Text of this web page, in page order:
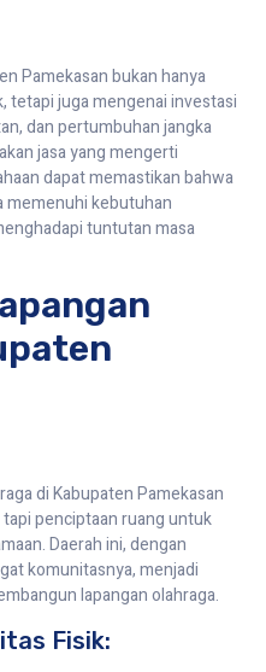
Pamekasan bukan hanya
tetapi juga mengenai investasi
dan pertumbuhan jangka
jasa yang mengerti
dapat memastikan bahwa
memenuhi kebutuhan
tuntutan masa
di Kabupaten Pamekasan
penciptaan ruang untuk
Daerah ini, dengan
komunitasnya, menjadi
lapangan olahraga.
Fisik: